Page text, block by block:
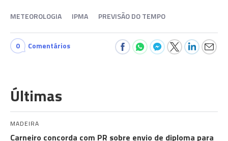
METEOROLOGIA IPMA PREVISÃO DO TEMPO
0 Comentários
Últimas
MADEIRA
Carneiro concorda com PR sobre envio de diploma para